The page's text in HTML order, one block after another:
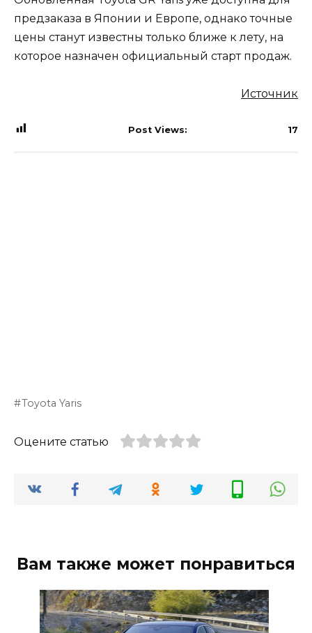
предзаказа в Японии и Европе, однако точные
цены станут известны только ближе к лету, на
которое назначен официальный старт продаж.
Источник
Post Views: 17
Toyota Yaris
Оцените статью
Вам также может понравиться